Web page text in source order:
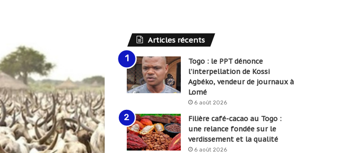
Articles récents
Togo : le PPT dénonce
l’interpellation de Kossi
Agbéko, vendeur de journaux à
Lomé
6 août 2026
Filière café-cacao au Togo :
une relance fondée sur le
verdissement et la qualité
6 août 2026